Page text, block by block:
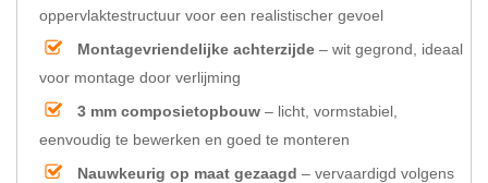
oppervlaktestructuur voor een realistischer gevoel
Montagevriendelijke achterzijde – wit gegrond, ideaal
voor montage door verlijming
3 mm composietopbouw – licht, vormstabiel,
eenvoudig te bewerken en goed te monteren
Nauwkeurig op maat gezaagd – vervaardigd volgens